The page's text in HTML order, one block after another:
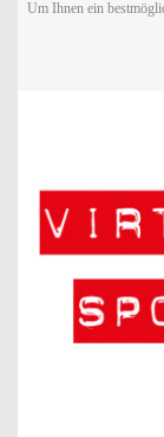
Um Ihnen ein